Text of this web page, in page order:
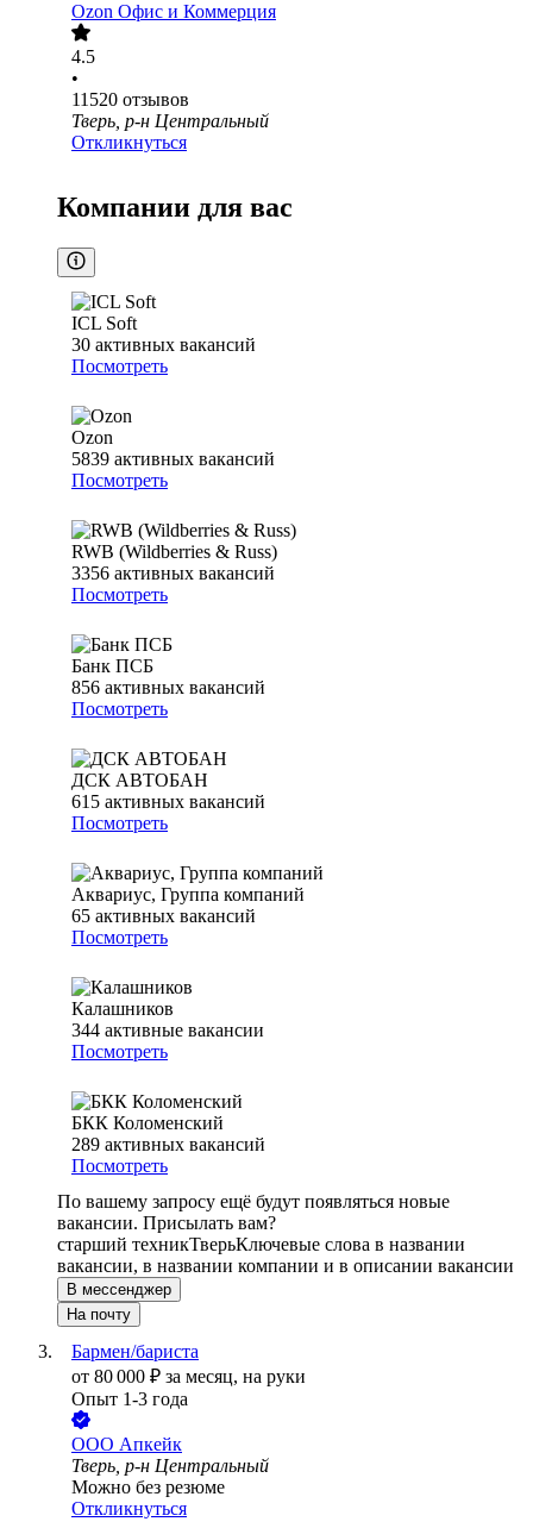
Ozon Офис и Коммерция
4.5
•
11520 отзывов
Тверь, р-н Центральный
Откликнуться
Компании для вас
ICL Soft
30 активных вакансий
Посмотреть
Ozon
5839 активных вакансий
Посмотреть
RWB (Wildberries & Russ)
3356 активных вакансий
Посмотреть
Банк ПСБ
856 активных вакансий
Посмотреть
ДСК АВТОБАН
615 активных вакансий
Посмотреть
Аквариус, Группа компаний
65 активных вакансий
Посмотреть
Калашников
344 активные вакансии
Посмотреть
БКК Коломенский
289 активных вакансий
Посмотреть
По вашему запросу ещё будут появляться новые
вакансии. Присылать вам?
старший техникТверьКлючевые слова в названии
вакансии, в названии компании и в описании вакансии
В мессенджер
На почту
Бармен/бариста
от 80 000 ₽ за месяц, на руки
Опыт 1-3 года
ООО Апкейк
Тверь, р-н Центральный
Можно без резюме
Откликнуться